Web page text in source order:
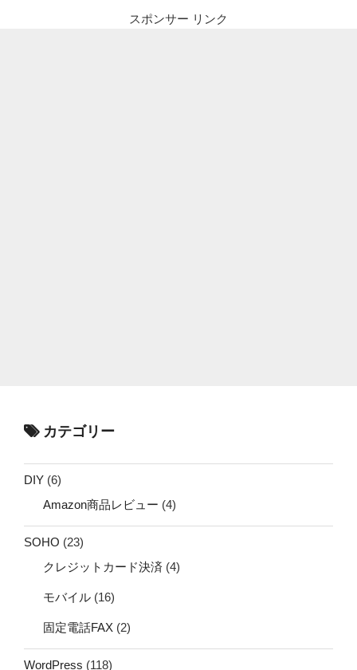
スポンサー リンク
カテゴリー
DIY (6)
Amazon商品レビュー (4)
SOHO (23)
クレジットカード決済 (4)
モバイル (16)
固定電話FAX (2)
WordPress (118)